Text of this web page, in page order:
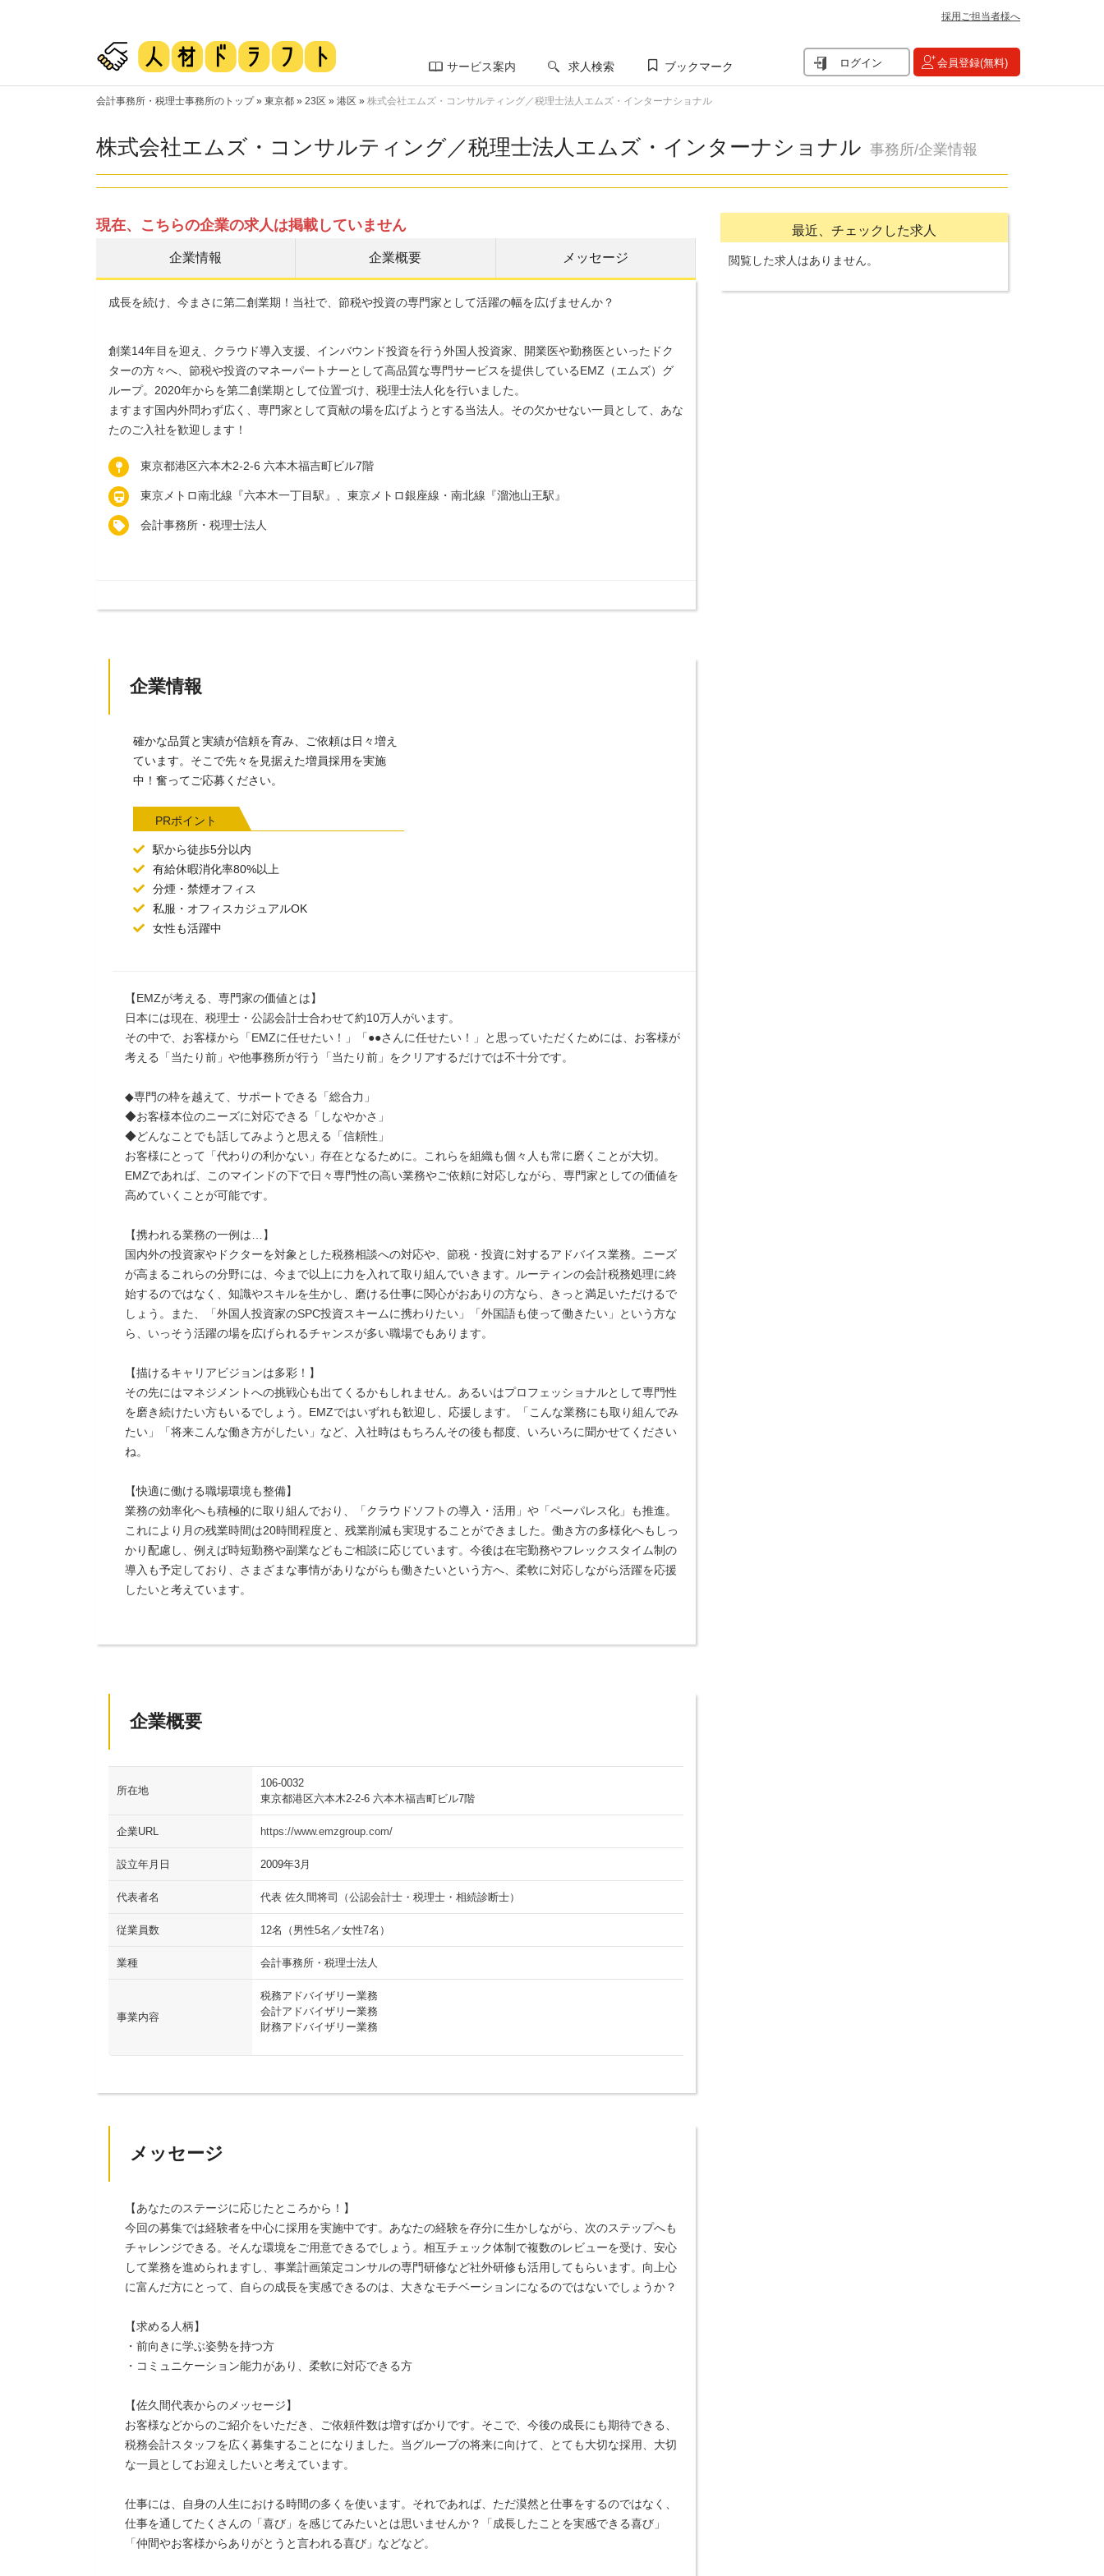
採用ご担当者様へ
サービス案内 求人検索 ブックマーク ログイン 会員登録(無料)
会計事務所・税理士事務所のトップ» 東京都 » 23区 » 港区 » 株式会社エムズ・コンサルティング／税理士法人エムズ・インターナショナル
株式会社エムズ・コンサルティング／税理士法人エムズ・インターナショナル 事務所/企業情報
現在、こちらの企業の求人は掲載していません
企業情報 企業概要 メッセージ
成長を続け、今まさに第二創業期！当社で、節税や投資の専門家として活躍の幅を広げませんか？
創業14年目を迎え、クラウド導入支援、インバウンド投資を行う外国人投資家、開業医や勤務医といったドク
ターの方々へ、節税や投資のマネーパートナーとして高品質な専門サービスを提供しているEMZ（エムズ）グ
ループ。2020年からを第二創業期として位置づけ、税理士法人化を行いました。
ますます国内外問わず広く、専門家として貢献の場を広げようとする当法人。その欠かせない一員として、あな
たのご入社を歓迎します！
東京都港区六本木2-2-6 六本木福吉町ビル7階
東京メトロ南北線『六本木一丁目駅』、東京メトロ銀座線・南北線『溜池山王駅』
会計事務所・税理士法人
企業情報
確かな品質と実績が信頼を育み、ご依頼は日々増え
ています。そこで先々を見据えた増員採用を実施
中！奮ってご応募ください。
PRポイント
駅から徒歩5分以内
有給休暇消化率80%以上
分煙・禁煙オフィス
私服・オフィスカジュアルOK
女性も活躍中
【EMZが考える、専門家の価値とは】
日本には現在、税理士・公認会計士合わせて約10万人がいます。
その中で、お客様から「EMZに任せたい！」「●●さんに任せたい！」と思っていただくためには、お客様が
考える「当たり前」や他事務所が行う「当たり前」をクリアするだけでは不十分です。
◆専門の枠を越えて、サポートできる「総合力」
◆お客様本位のニーズに対応できる「しなやかさ」
◆どんなことでも話してみようと思える「信頼性」
お客様にとって「代わりの利かない」存在となるために。これらを組織も個々人も常に磨くことが大切。
EMZであれば、このマインドの下で日々専門性の高い業務やご依頼に対応しながら、専門家としての価値を
高めていくことが可能です。
【携われる業務の一例は…】
国内外の投資家やドクターを対象とした税務相談への対応や、節税・投資に対するアドバイス業務。ニーズ
が高まるこれらの分野には、今まで以上に力を入れて取り組んでいきます。ルーティンの会計税務処理に終
始するのではなく、知識やスキルを生かし、磨ける仕事に関心がおありの方なら、きっと満足いただけるで
しょう。また、「外国人投資家のSPC投資スキームに携わりたい」「外国語も使って働きたい」という方な
ら、いっそう活躍の場を広げられるチャンスが多い職場でもあります。
【描けるキャリアビジョンは多彩！】
その先にはマネジメントへの挑戦心も出てくるかもしれません。あるいはプロフェッショナルとして専門性
を磨き続けたい方もいるでしょう。EMZではいずれも歓迎し、応援します。「こんな業務にも取り組んでみ
たい」「将来こんな働き方がしたい」など、入社時はもちろんその後も都度、いろいろに聞かせてください
ね。
【快適に働ける職場環境も整備】
業務の効率化へも積極的に取り組んでおり、「クラウドソフトの導入・活用」や「ペーパレス化」も推進。
これにより月の残業時間は20時間程度と、残業削減も実現することができました。働き方の多様化へもしっ
かり配慮し、例えば時短勤務や副業などもご相談に応じています。今後は在宅勤務やフレックスタイム制の
導入も予定しており、さまざまな事情がありながらも働きたいという方へ、柔軟に対応しながら活躍を応援
したいと考えています。
企業概要
所在地
106-0032
東京都港区六本木2-2-6 六本木福吉町ビル7階
企業URL https://www.emzgroup.com/
設立年月日 2009年3月
代表者名 代表 佐久間将司（公認会計士・税理士・相続診断士）
従業員数 12名（男性5名／女性7名）
業種 会計事務所・税理士法人
事業内容
税務アドバイザリー業務
会計アドバイザリー業務
財務アドバイザリー業務
メッセージ
【あなたのステージに応じたところから！】
今回の募集では経験者を中心に採用を実施中です。あなたの経験を存分に生かしながら、次のステップへも
チャレンジできる。そんな環境をご用意できるでしょう。相互チェック体制で複数のレビューを受け、安心
して業務を進められますし、事業計画策定コンサルの専門研修など社外研修も活用してもらいます。向上心
に富んだ方にとって、自らの成長を実感できるのは、大きなモチベーションになるのではないでしょうか？
【求める人柄】
・前向きに学ぶ姿勢を持つ方
・コミュニケーション能力があり、柔軟に対応できる方
【佐久間代表からのメッセージ】
お客様などからのご紹介をいただき、ご依頼件数は増すばかりです。そこで、今後の成長にも期待できる、
税務会計スタッフを広く募集することになりました。当グループの将来に向けて、とても大切な採用、大切
な一員としてお迎えしたいと考えています。
仕事には、自身の人生における時間の多くを使います。それであれば、ただ漠然と仕事をするのではなく、
仕事を通してたくさんの「喜び」を感じてみたいとは思いませんか？「成長したことを実感できる喜び」
「仲間やお客様からありがとうと言われる喜び」などなど。
最近、チェックした求人
閲覧した求人はありません。